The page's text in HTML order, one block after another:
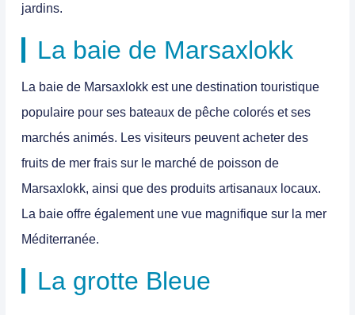
jardins.
La baie de Marsaxlokk
La baie de Marsaxlokk est une destination touristique
populaire pour ses bateaux de pêche colorés et ses
marchés animés. Les visiteurs peuvent acheter des
fruits de mer frais sur le marché de poisson de
Marsaxlokk, ainsi que des produits artisanaux locaux.
La baie offre également une vue magnifique sur la mer
Méditerranée.
La grotte Bleue